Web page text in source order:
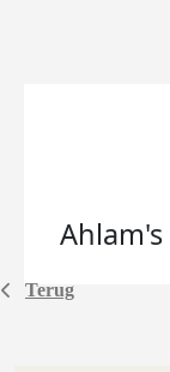
Terug
Ahlam's